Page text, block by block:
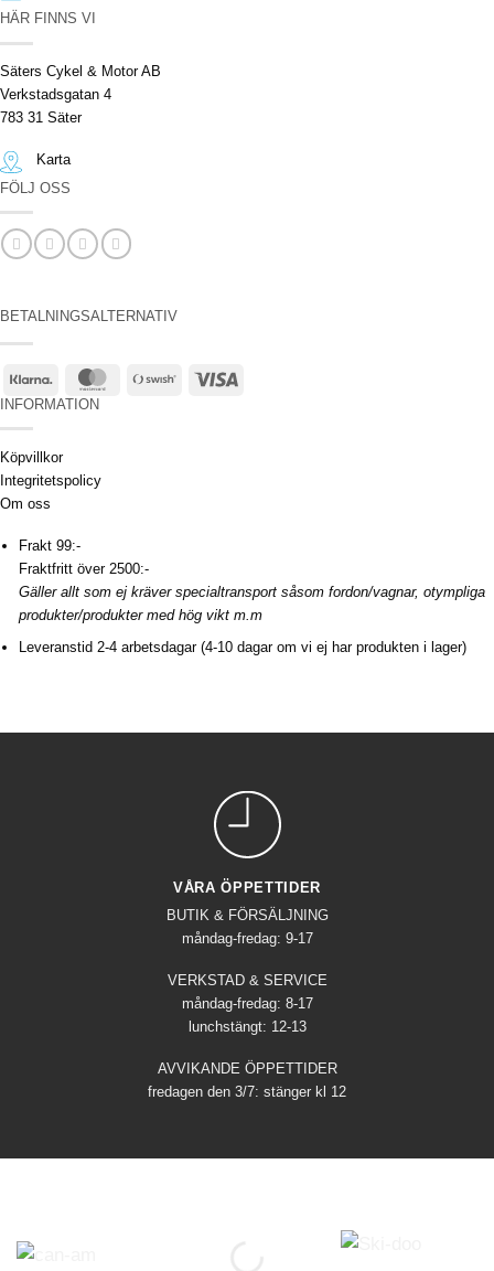
HÄR FINNS VI
Säters Cykel & Motor AB
Verkstadsgatan 4
783 31 Säter
Karta
FÖLJ OSS
BETALNINGSALTERNATIV
Klarna MasterCardSwish
INFORMATION
Köpvillkor
Integritetspolicy
Om oss
Frakt 99:-
Fraktfritt över 2500:-
Gäller allt som ej kräver specialtransport såsom fordon/vagnar, otympliga
produkter/produkter med hög vikt m.m
Leveranstid 2-4 arbetsdagar (4-10 dagar om vi ej har produkten i lager)
VÅRA ÖPPETTIDER
BUTIK & FÖRSÄLJNING
måndag-fredag: 9-17
VERKSTAD & SERVICE
måndag-fredag: 8-17
lunchstängt: 12-13
AVVIKANDE ÖPPETTIDER
fredagen den 3/7: stänger kl 12